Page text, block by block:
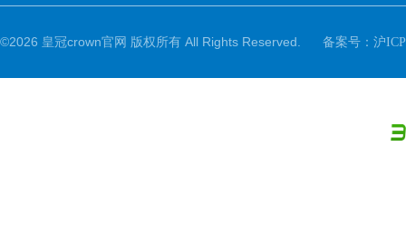
©2026 皇冠crown官网 版权所有 All Rights Reserved. 备案号： 沪